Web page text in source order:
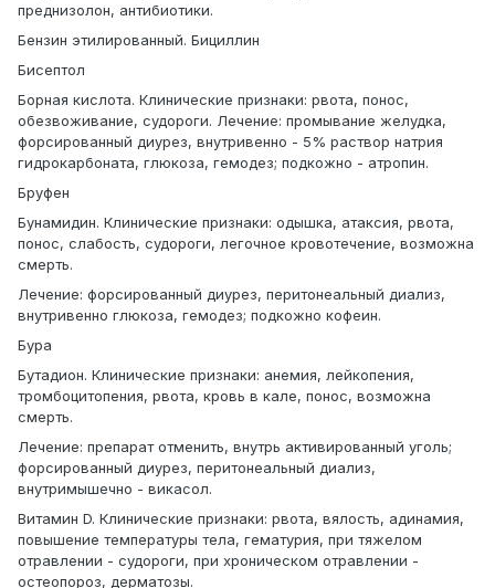
преднизолон, антибиотики.
Бензин этилированный. Бициллин
Бисептол
Борная кислота. Клинические признаки: рвота, понос,
обезвоживание, судороги. Лечение: промывание желудка,
форсированный диурез, внутривенно - 5% раствор натрия
гидрокарбоната, глюкоза, гемодез; подкожно - атропин.
Бруфен
Бунамидин. Клинические признаки: одышка, атаксия, рвота,
понос, слабость, судороги, легочное кровотечение, возможна
смерть.
Лечение: форсированный диурез, перитонеальный диализ,
внутривенно глюкоза, гемодез; подкожно кофеин.
Бура
Бутадион. Клинические признаки: анемия, лейкопения,
тромбоцитопения, рвота, кровь в кале, понос, возможна
смерть.
Лечение: препарат отменить, внутрь активированный уголь;
форсированный диурез, перитонеальный диализ,
внутримышечно - викасол.
Витамин D. Клинические признаки: рвота, вялость, адинамия,
повышение температуры тела, гематурия, при тяжелом
отравлении - судороги, при хроническом отравлении -
остеопороз, дерматозы.